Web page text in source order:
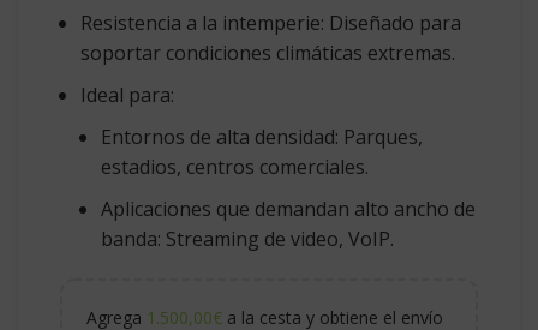
Resistencia a la intemperie: Diseñado para
soportar condiciones climáticas extremas.
Ideal para:
Entornos de alta densidad: Parques,
estadios, centros comerciales.
Aplicaciones que demandan alto ancho de
banda: Streaming de video, VoIP.
Agrega 1.500,00€ a la cesta y obtiene el envío